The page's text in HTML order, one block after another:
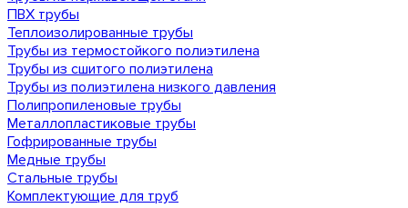
ПВХ трубы
Теплоизолированные трубы
Трубы из термостойкого полиэтилена
Трубы из сшитого полиэтилена
Трубы из полиэтилена низкого давления
Полипропиленовые трубы
Металлопластиковые трубы
Гофрированные трубы
Медные трубы
Стальные трубы
Комплектующие для труб